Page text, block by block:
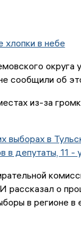
хлопки в небе
округа
сообщили об
из-за
в
в депутаты, 11 -
рассказал о
в регионе